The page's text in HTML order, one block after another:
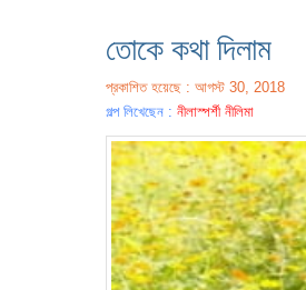
তোকে কথা দিলাম
প্রকাশিত হয়েছে : আগস্ট 30, 2018
গল্প লিখেছেন : নীলাস্পর্শী নীলিমা